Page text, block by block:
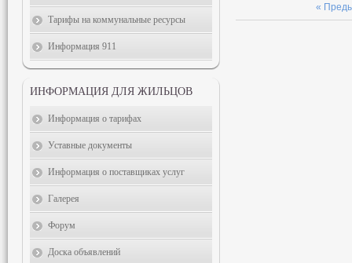
«
Тарифы на коммунальные ресурсы
Информация 911
ИНФОРМАЦИЯ ДЛЯ ЖИЛЬЦОВ
Информация о тарифах
Уставные документы
Информация о поставщиках услуг
Галерея
Форум
Доска объявлений